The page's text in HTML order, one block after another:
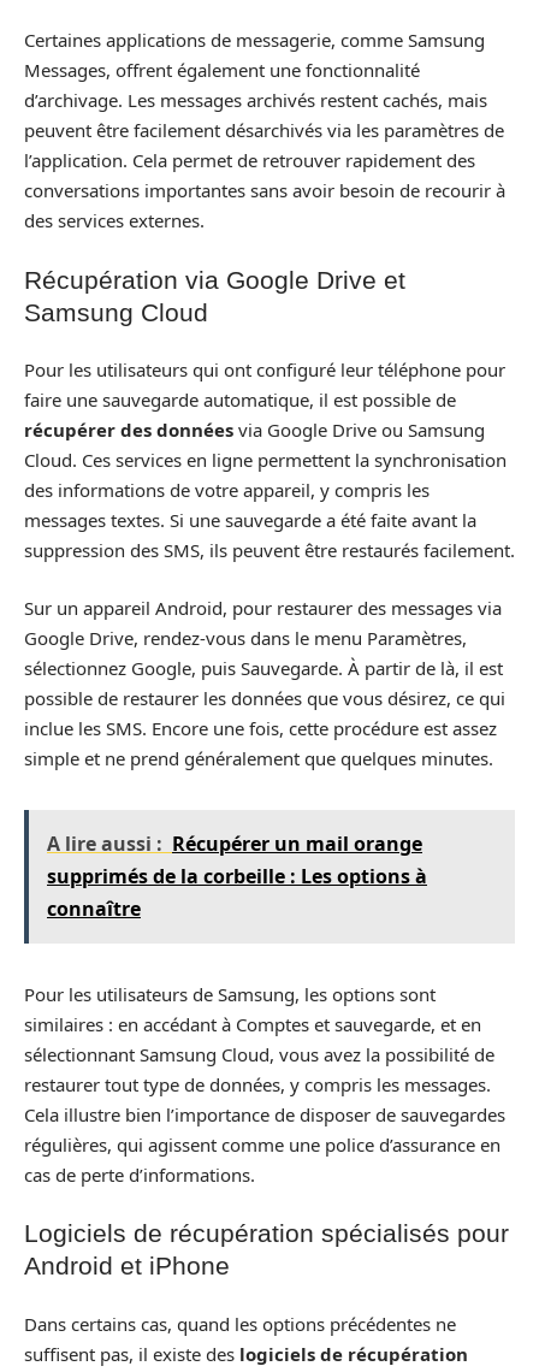
Certaines applications de messagerie, comme Samsung
Messages, offrent également une fonctionnalité
d’archivage. Les messages archivés restent cachés, mais
peuvent être facilement désarchivés via les paramètres de
l’application. Cela permet de retrouver rapidement des
conversations importantes sans avoir besoin de recourir à
des services externes.
Récupération via Google Drive et
Samsung Cloud
Pour les utilisateurs qui ont configuré leur téléphone pour
faire une sauvegarde automatique, il est possible de
récupérer des données via Google Drive ou Samsung
Cloud. Ces services en ligne permettent la synchronisation
des informations de votre appareil, y compris les
messages textes. Si une sauvegarde a été faite avant la
suppression des SMS, ils peuvent être restaurés facilement.
Sur un appareil Android, pour restaurer des messages via
Google Drive, rendez-vous dans le menu Paramètres,
sélectionnez Google, puis Sauvegarde. À partir de là, il est
possible de restaurer les données que vous désirez, ce qui
inclue les SMS. Encore une fois, cette procédure est assez
simple et ne prend généralement que quelques minutes.
A lire aussi : Récupérer un mail orange
supprimés de la corbeille : Les options à
connaître
Pour les utilisateurs de Samsung, les options sont
similaires : en accédant à Comptes et sauvegarde, et en
sélectionnant Samsung Cloud, vous avez la possibilité de
restaurer tout type de données, y compris les messages.
Cela illustre bien l’importance de disposer de sauvegardes
régulières, qui agissent comme une police d’assurance en
cas de perte d’informations.
Logiciels de récupération spécialisés pour
Android et iPhone
Dans certains cas, quand les options précédentes ne
suffisent pas, il existe des logiciels de récupération